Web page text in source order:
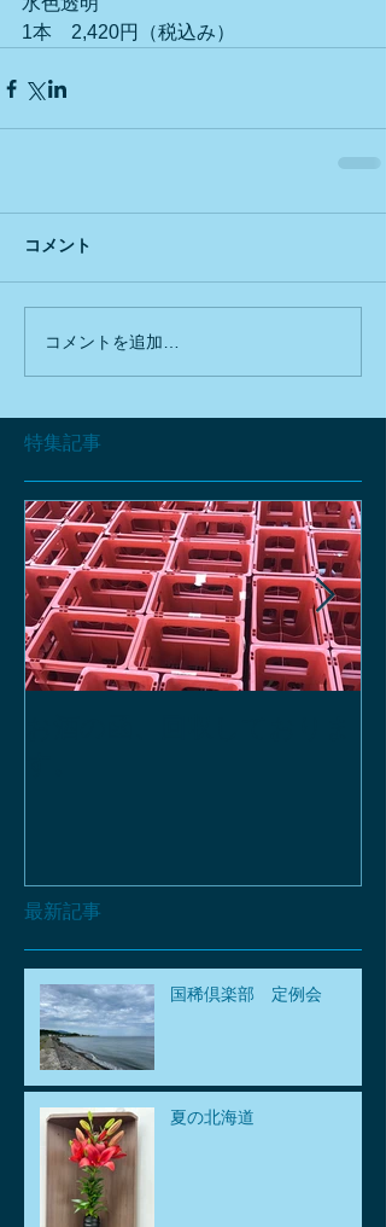
最新記事
特集記事
1本　2,420円（税込み）
コメント
コメントを追加…
国稀倶楽部 定例会
夏の北海道